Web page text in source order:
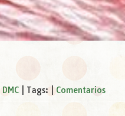
| Tags: | Comentarios